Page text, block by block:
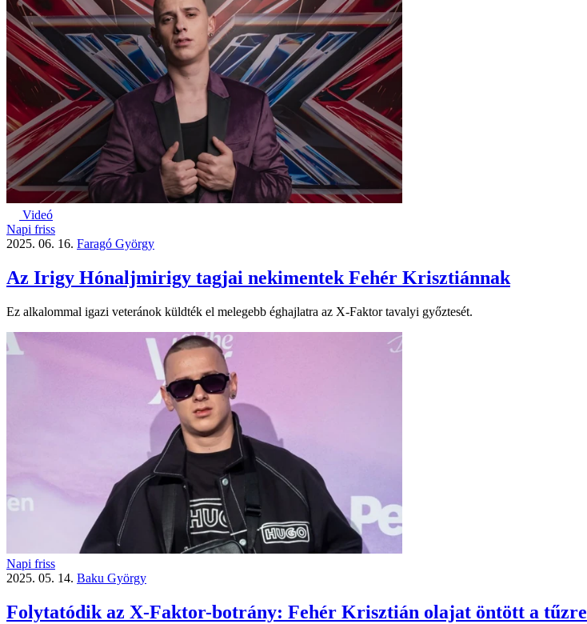
Videó
Napi friss
2025. 06. 16. Faragó György
Az Irigy Hónaljmirigy tagjai nekimentek Fehér Krisztiánnak
Ez alkalommal igazi veteránok küldték el melegebb éghajlatra az X-Faktor tavalyi győztesét.
Napi friss
2025. 05. 14. Baku György
Folytatódik az X-Faktor-botrány: Fehér Krisztián olajat öntött a tűzre